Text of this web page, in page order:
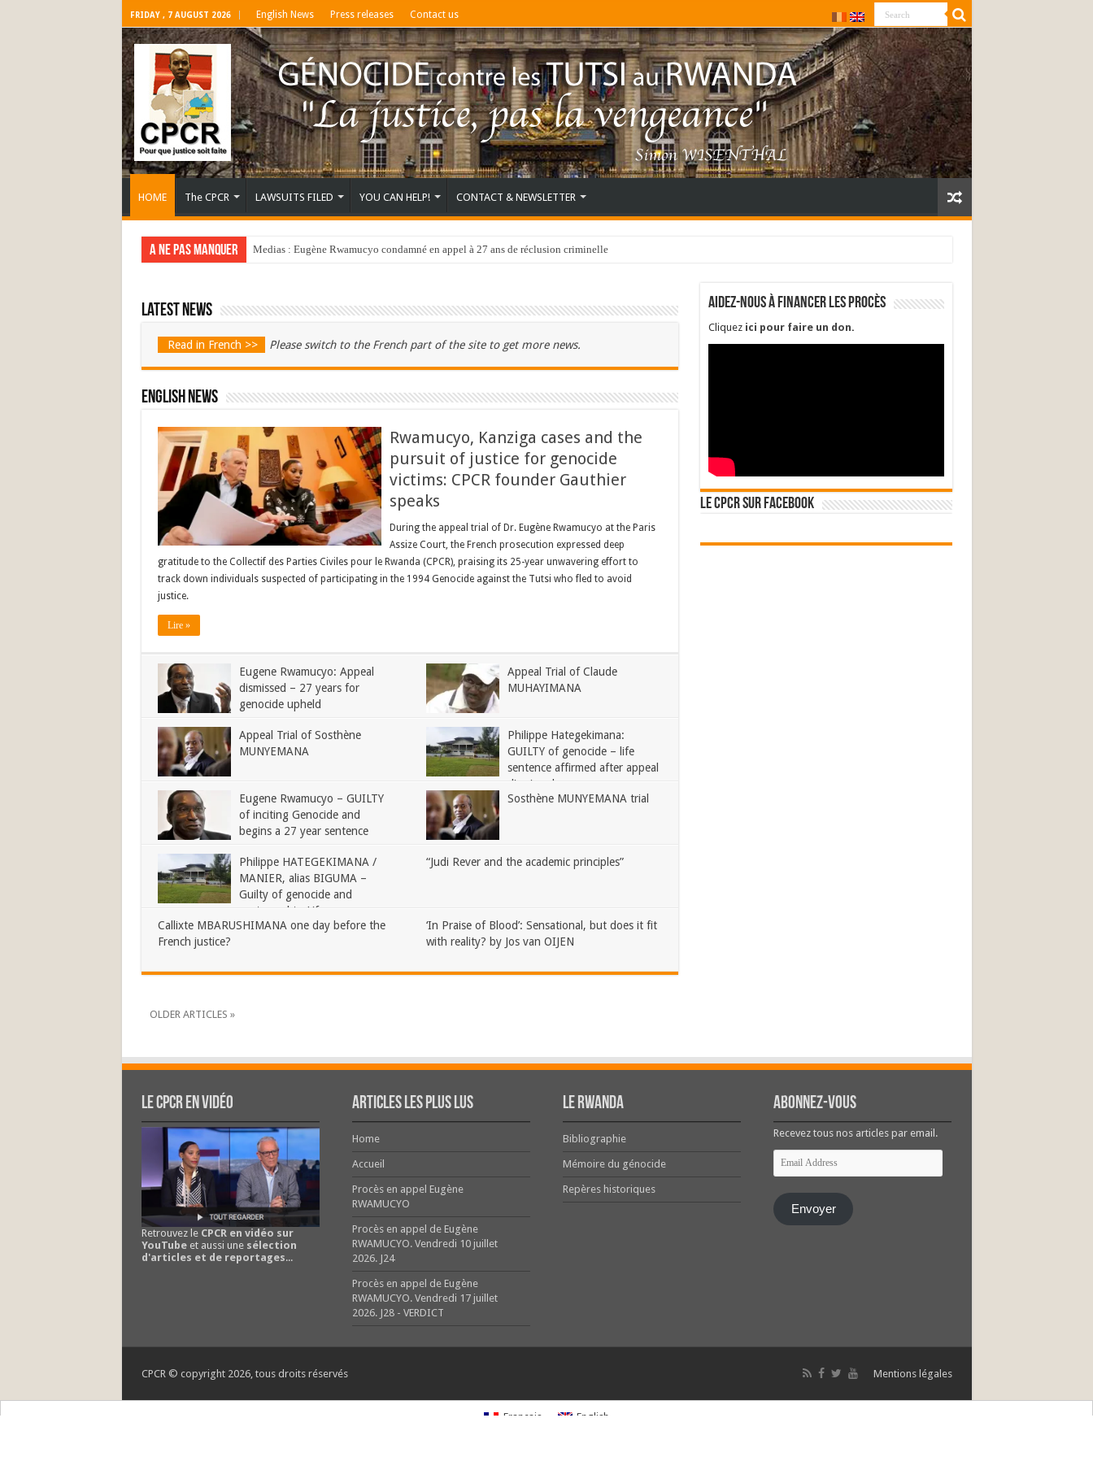
FRIDAY , 7 AUGUST 2026 English News Press releases Contact us
HOME The CPCR LAWSUITS FILED YOU CAN HELP! CONTACT & NEWSLETTER
A ne pas manquer Medias : Eugène Rwamucyo condamné en appel à 27 ans de réclusion criminelle
Latest news
Read in French >> Please switch to the French part of the site to get more news.
English News
Rwamucyo, Kanziga cases and the
pursuit of justice for genocide
victims: CPCR founder Gauthier
speaks
During the appeal trial of Dr. Eugène Rwamucyo at the Paris
Assize Court, the French prosecution expressed deep
gratitude to the Collectif des Parties Civiles pour le Rwanda (CPCR), praising its 25-year unwavering effort to
track down individuals suspected of participating in the 1994 Genocide against the Tutsi who fled to avoid
justice.
Lire »
Eugene Rwamucyo: Appeal
dismissed – 27 years for
genocide upheld
Appeal Trial of Claude
MUHAYIMANA
Appeal Trial of Sosthène
MUNYEMANA
Philippe Hategekimana:
GUILTY of genocide – life
sentence affirmed after appeal
dismissed
Eugene Rwamucyo – GUILTY
of inciting Genocide and
begins a 27 year sentence
Sosthène MUNYEMANA trial
Philippe HATEGEKIMANA /
MANIER, alias BIGUMA –
Guilty of genocide and
sentenced to Life
“Judi Rever and the academic principles”
Callixte MBARUSHIMANA one day before the
French justice?
‘In Praise of Blood’: Sensational, but does it fit
with reality? by Jos van OIJEN
OLDER ARTICLES »
Aidez-nous à financer les procès
Cliquez ici pour faire un don.
Le CPCR sur Facebook
Le CPCR en vidéo
Retrouvez le CPCR en vidéo sur
YouTubeet aussi une sélection
d'articles et de reportages...
Articles les plus lus
Home
Accueil
Procès en appel Eugène
RWAMUCYO
Procès en appel de Eugène
RWAMUCYO. Vendredi 10 juillet
2026. J24
Procès en appel de Eugène
RWAMUCYO. Vendredi 17 juillet
2026. J28 - VERDICT
Le Rwanda
Bibliographie
Mémoire du génocide
Repères historiques
Abonnez-vous
Recevez tous nos articles par email.
Email
Address
Envoyer
Mentions légales
CPCR © copyright 2026, tous droits réservés
Français English